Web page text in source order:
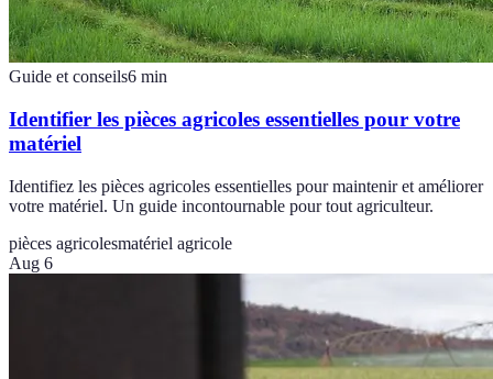
Guide et conseils6 min
Identifier les pièces agricoles essentielles pour votre
matériel
Identifiez les pièces agricoles essentielles pour maintenir et améliorer
votre matériel. Un guide incontournable pour tout agriculteur.
pièces agricolesmatériel agricole
Aug 6